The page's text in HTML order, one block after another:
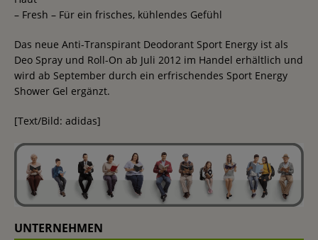
– Fresh – Für ein frisches, kühlendes Gefühl
Das neue Anti-Transpirant Deodorant Sport Energy ist als
Deo Spray und Roll-On ab Juli 2012 im Handel erhältlich und
wird ab September durch ein erfrischendes Sport Energy
Shower Gel ergänzt.
[Text/Bild: adidas]
UNTERNEHMEN